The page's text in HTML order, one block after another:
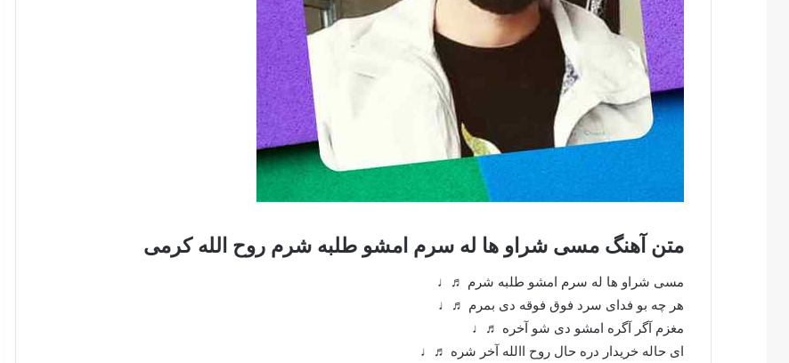
متن آهنگ مسی شراو ها له سرم امشو طلبه شرم روح الله کرمی
مسی شراو ها له سرم امشو طلبه شرم ♬♩
هر چه بو فدای سرد فوق فوقه دی بمرم ♬♩
مغزم آگر آگره امشو دی شو آخره ♬♩
ای حاله خریدار دره حال روح االله آخر شره ♬♩